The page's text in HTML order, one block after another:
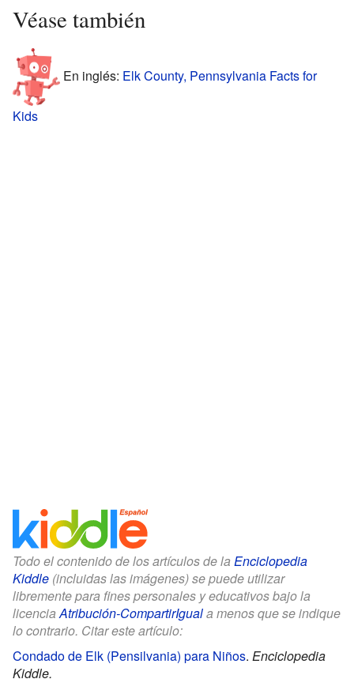
Véase también
En inglés: Elk County, Pennsylvania Facts for
Kids
Todo el contenido de los artículos de la Enciclopedia
Kiddle (incluidas las imágenes) se puede utilizar
libremente para fines personales y educativos bajo la
licenciaAtribución-CompartirIguala menos que se indique
lo contrario. Citar este artículo:
Condado de Elk (Pensilvania) para Niños. Enciclopedia
Kiddle.